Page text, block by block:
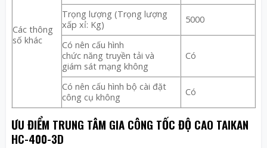
Các thông
số khác
Trọng lượng (Trọng lượng
xấp xỉ: Kg)
5000
Có nên cấu hình
chức năng truyền tải và
giám sát mạng không
Có
Có nên cấu hình bộ cài đặt
công cụ không
Có
ƯU ĐIỂM TRUNG TÂM GIA CÔNG TỐC ĐỘ CAO TAIKAN
HC-400-3D